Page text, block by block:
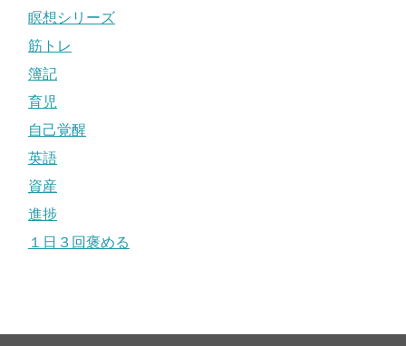
瞑想シリーズ
筋トレ
簿記
育児
自己覚醒
英語
資産
進捗
１日３回褒める